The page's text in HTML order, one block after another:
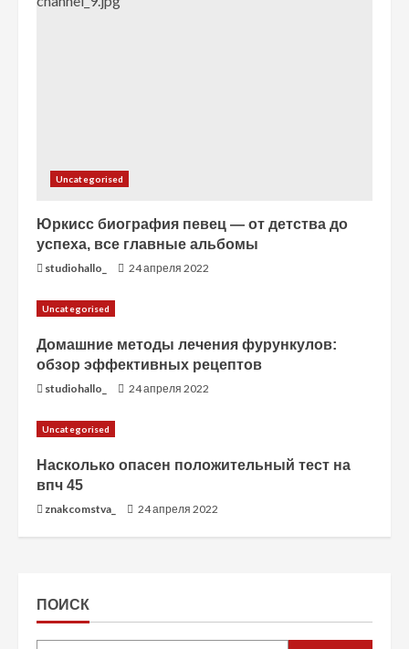
Uncategorised
Юркисс биография певец — от детства до
успеха, все главные альбомы
studiohallo_ 24 апреля 2022
Uncategorised
Домашние методы лечения фурункулов:
обзор эффективных рецептов
studiohallo_ 24 апреля 2022
Uncategorised
Насколько опасен положительный тест на
впч 45
znakcomstva_ 24 апреля 2022
ПОИСК